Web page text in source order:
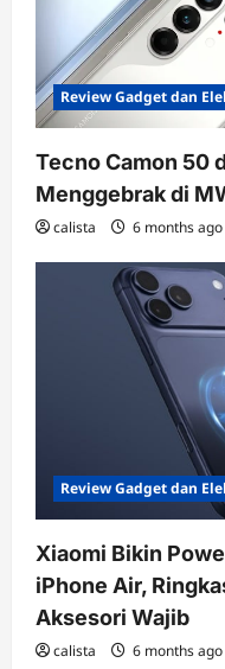
Review Gadget dan
Tecno Camon 50
Menggebrak di
calista 6 months ago
Review Gadget dan
Xiaomi Bikin
iPhone Air,
Aksesori Wajib
calista 6 months ago